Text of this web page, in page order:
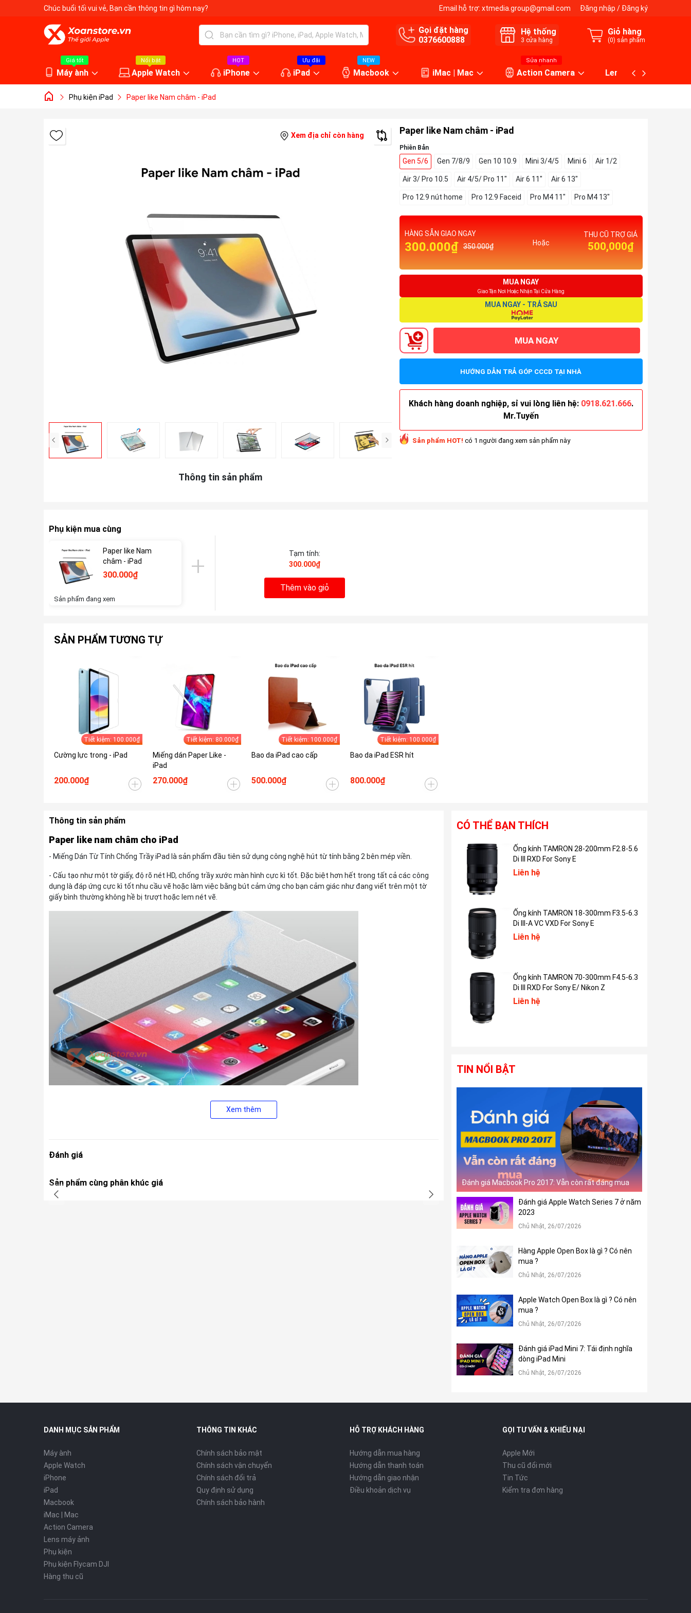
Chúc buổi tối vui vẻ, Bạn cần thông tin gì hôm nay? Email hỗ trợ: xtmedia.group@gmail.com Đăng nhập / Đăng ký
Gọi đặt hàng
0376600888
Hệ thống
3 cửa hàng
Giỏ hàng
(0) sản phẩm
Giá tốt
Máy ành
Nổi bật
Apple Watch
HOT
iPhone
Ưu đãi
iPad
NEW
Macbook iMac | Mac
Sửa nhanh
Action Camera Lens máy ảnh
Phụ kiện iPad Paper like Nam châm - iPad
Xem địa chỉ còn hàng
Thông tin sản phẩm
Paper like Nam châm - iPad
Phiên Bản
Gen 5/6 Gen 7/8/9 Gen 10 10.9 Mini 3/4/5 Mini 6 Air 1/2
Air 3/ Pro 10.5 Air 4/5/ Pro 11" Air 6 11" Air 6 13"
Pro 12.9 nút home Pro 12.9 Faceid Pro M4 11" Pro M4 13"
HÀNG SẴN GIAO NGAY
300.000₫ 350.000₫ Hoặc
THU CŨ TRỢ GIÁ
500,000₫
MUA NGAY
Giao Tận Nơi Hoặc Nhận Tại Cửa Hàng
MUA NGAY - TRẢ SAU
MUA NGAY
HƯỚNG DẪN TRẢ GÓP CCCD TẠI NHÀ
Khách hàng doanh nghiệp, sỉ vui lòng liên hệ: 0918.621.666.
Mr.Tuyến
Sản phẩm HOT! có 1 người đang xem sản phẩm này
Phụ kiện mua cùng
Paper like Nam
châm - iPad
300.000₫
Sản phẩm đang xem
Tạm tính:
300.000₫
Thêm vào giỏ
SẢN PHẨM TƯƠNG TỰ
Tiết kiệm: 100.000₫
Cường lực trong - iPad
200.000₫
Tiết kiệm: 80.000₫
Miếng dán Paper Like -
iPad
270.000₫
Tiết kiệm: 100.000₫
Bao da iPad cao cấp
500.000₫
Tiết kiệm: 100.000₫
Bao da iPad ESR hít
800.000₫
Thông tin sản phẩm
Paper like nam châm cho iPad
- Miếng Dán Từ Tính Chống Trầy iPad là sản phẩm đầu tiên sử dụng công nghệ hút từ tính bằng 2 bên mép viền.
- Cấu tạo như một tờ giấy, độ rõ nét HD, chống trầy xước màn hình cực kì tốt. Đặc biệt hơn hết trong tất cả các công
dụng là đáp ứng cực kì tốt nhu cầu vẽ hoặc làm việc bằng bút cảm ứng cho bạn cảm giác như đang viết trên một tờ
giấy bình thường không hề bị trượt hoặc lem nét vẽ.
một mặt phía dưới màn hình điều này cũng tránh tình trang bị dính vào hoặc bị nhấc lên khỏi màn hình do dùng những
dưới ánh sáng mạnh.
Xem thêm
Đánh giá
Sản phẩm cùng phân khúc giá
CÓ THỂ BẠN THÍCH
III VC VXD For Sony E
Liên hệ
Ống kính TAMRON 28-200mm F2.8-5.6
Di III RXD For Sony E
Liên hệ
Ống kính TAMRON 25-200mm F2.8-5.6
Ống kính TAMRON 18-300mm F3.5-6.3
Di III-A VC VXD For Sony E
Liên hệ
Ống kính TAMRON 150-500mm F5-6.7
Di III VC VXD For Sony E
Liên hệ
Ống kính TAMRON 70-300mm F4.5-6.3
Di III RXD For Sony E/ Nikon Z
Liên hệ
TIN NỔI BẬT
Đánh giá Macbook Pro 2017: Vẫn còn rất đáng mua
Đánh giá Apple Watch Series 7 ở năm
2023
Chủ Nhật, 26/07/2026
Hàng Apple Open Box là gì ? Có nên
mua ?
Chủ Nhật, 26/07/2026
Apple Watch Open Box là gì ? Có nên
mua ?
Chủ Nhật, 26/07/2026
Đánh giá iPad Mini 7: Tái định nghĩa
dòng iPad Mini
Chủ Nhật, 26/07/2026
DANH MỤC SẢN PHẨM
Máy ành
Apple Watch
iPhone
iPad
Macbook
iMac | Mac
Action Camera
Lens máy ảnh
Phụ kiện
Phụ kiện Flycam DJI
Hàng thu cũ
THÔNG TIN KHÁC
Chính sách bảo mật
Chính sách vận chuyển
Chính sách đổi trả
Quy định sử dụng
Chính sách bảo hành
HỖ TRỢ KHÁCH HÀNG
Hướng dẫn mua hàng
Hướng dẫn thanh toán
Hướng dẫn giao nhận
Điều khoản dịch vụ
GỌI TƯ VẤN & KHIẾU NẠI
Apple Mới
Thu cũ đổi mới
Tin Tức
Kiểm tra đơn hàng